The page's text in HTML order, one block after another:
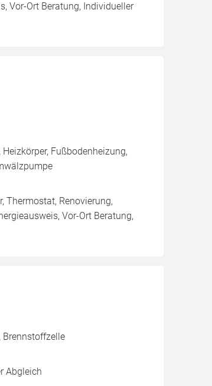
Vor-Ort Beratung, Individueller
Fußbodenheizung,
Thermostat, Renovierung,
Vor-Ort Beratung,
Brennstoffzelle
Abgleich